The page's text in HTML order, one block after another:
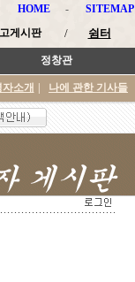
HOME - SITEMAP
게시판 / 쉼터
정창관
자소개 나에 관한 기사들